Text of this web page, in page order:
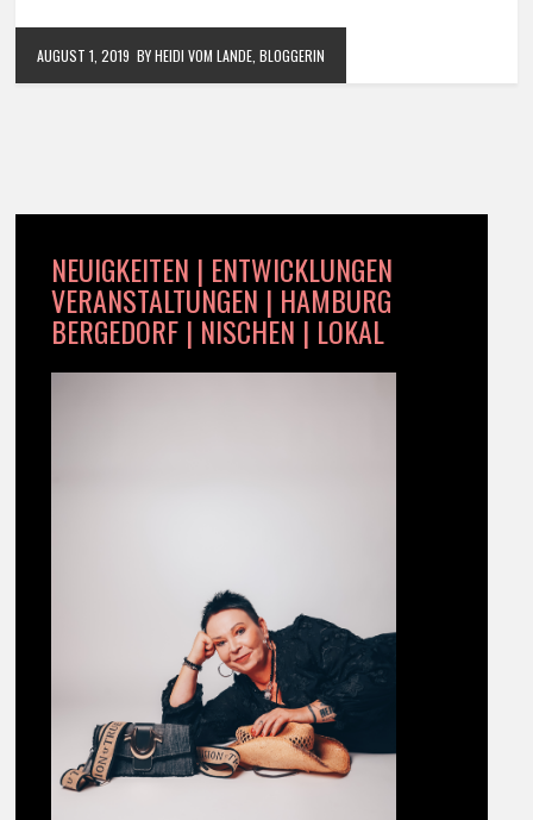
AUGUST 1, 2019 BY HEIDI VOM LANDE, BLOGGERIN
NEUIGKEITEN | ENTWICKLUNGEN
VERANSTALTUNGEN | HAMBURG
BERGEDORF | NISCHEN | LOKAL